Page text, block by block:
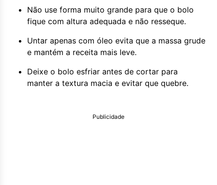
Não use forma muito grande para que o bolo
fique com altura adequada e não resseque.
Untar apenas com óleo evita que a massa grude
e mantém a receita mais leve.
Deixe o bolo esfriar antes de cortar para
manter a textura macia e evitar que quebre.
Publicidade